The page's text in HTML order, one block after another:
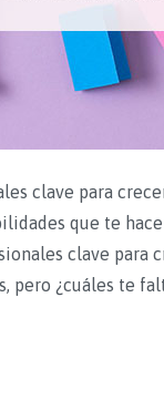
clave para
que te
clave para
pero ¿cuáles te